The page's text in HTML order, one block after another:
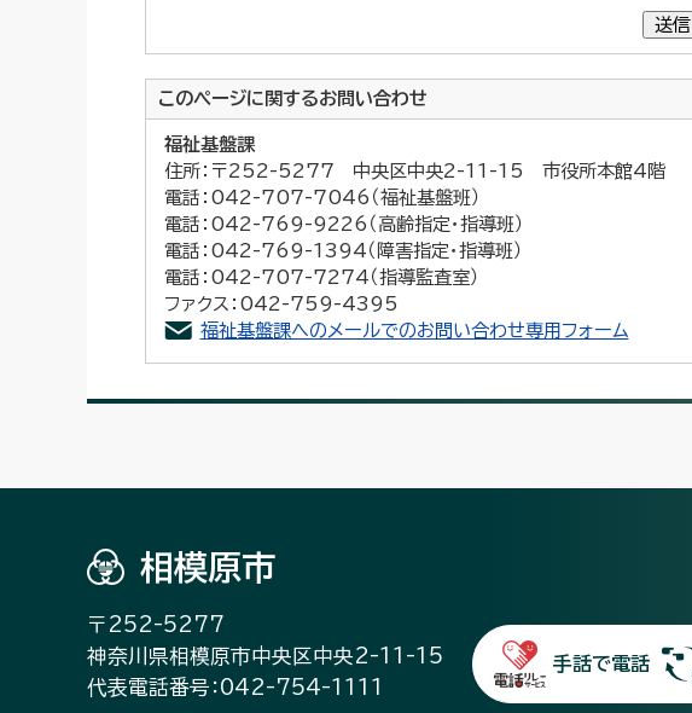
送信
このページに関するお問い合わせ
福祉基盤課
住所：〒252-5277 中央区中央2-11-15 市役所本館4階
電話：042-707-7046（福祉基盤班）
電話：042-769-9226（高齢指定・指導班）
電話：042-769-1394（障害指定・指導班）
電話：042-707-7274（指導監査室）
ファクス：042-759-4395
福祉基盤課へのメールでのお問い合わせ専用フォーム
相模原市
〒252-5277
神奈川県相模原市中央区中央2-11-15
代表電話番号：042-754-1111
手話で電話